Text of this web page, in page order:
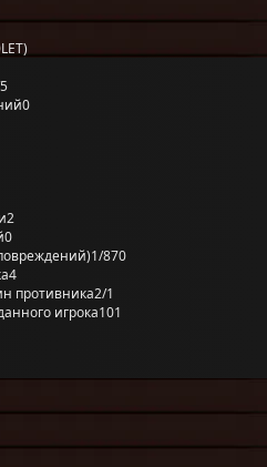
0
2
0
1/870
4
противника2/1
игрока101